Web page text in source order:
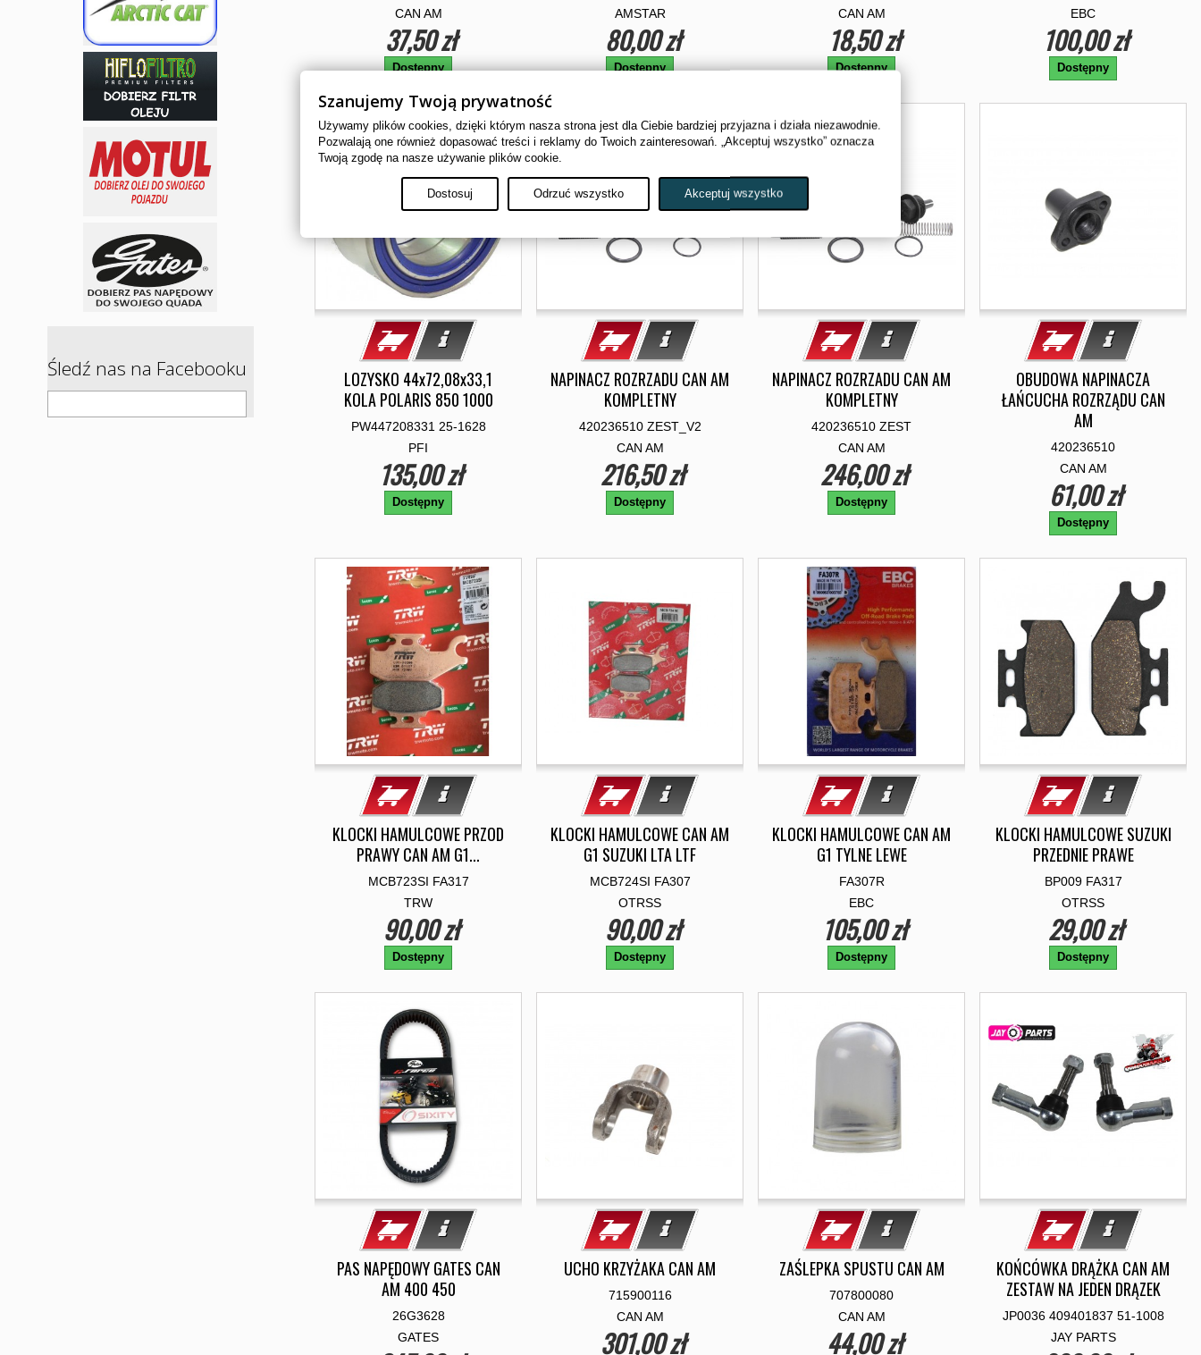
Śledź nas na Facebooku
CAN AM
37,50 zł
Dostępny
AMSTAR
80,00 zł
Dostępny
CAN AM
18,50 zł
Dostępny
EBC
100,00 zł
Dostępny
LOZYSKO 44x72,08x33,1
KOLA POLARIS 850 1000
PW447208331 25-1628
PFI
135,00 zł
Dostępny
NAPINACZ ROZRZADU CAN AM
KOMPLETNY
420236510 ZEST_V2
CAN AM
216,50 zł
Dostępny
NAPINACZ ROZRZADU CAN AM
KOMPLETNY
420236510 ZEST
CAN AM
246,00 zł
Dostępny
OBUDOWA NAPINACZA
ŁAŃCUCHA ROZRZĄDU CAN
AM
420236510
CAN AM
61,00 zł
Dostępny
KLOCKI HAMULCOWE PRZOD
PRAWY CAN AM G1...
MCB723SI FA317
TRW
90,00 zł
Dostępny
KLOCKI HAMULCOWE CAN AM
G1 SUZUKI LTA LTF
MCB724SI FA307
OTRSS
90,00 zł
Dostępny
KLOCKI HAMULCOWE CAN AM
G1 TYLNE LEWE
FA307R
EBC
105,00 zł
Dostępny
KLOCKI HAMULCOWE SUZUKI
PRZEDNIE PRAWE
BP009 FA317
OTRSS
29,00 zł
Dostępny
PAS NAPĘDOWY GATES CAN
AM 400 450
26G3628
GATES
UCHO KRZYŻAKA CAN AM
715900116
CAN AM
301,00 zł
ZAŚLEPKA SPUSTU CAN AM
707800080
CAN AM
44,00 zł
KOŃCÓWKA DRĄŻKA CAN AM
ZESTAW NA JEDEN DRĄZEK
JP0036 409401837 51-1008
JAY PARTS
Szanujemy Twoją prywatność
Używamy plików cookies, dzięki którym nasza strona jest dla Ciebie bardziej przyjazna i działa niezawodnie.
Pozwalają one również dopasować treści i reklamy do Twoich zainteresowań. „Akceptuj wszystko” oznacza
Twoją zgodę na nasze używanie plików cookie.
Dostosuj Odrzuć wszystko Akceptuj wszystko